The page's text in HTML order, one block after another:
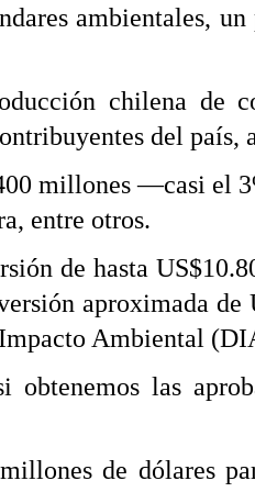
ambientales,
chilena de
del país,
millones —casi el
entre otros.
de hasta
aproximada
Ambiental
las
de dólares